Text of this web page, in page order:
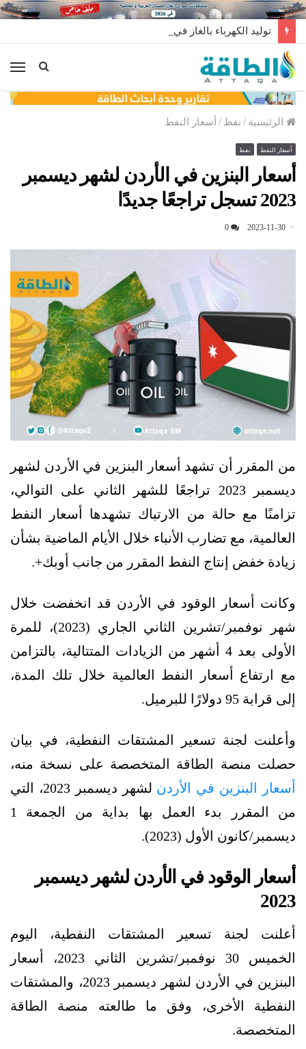
توليد الكهرباء بالغاز في الإمارات يرتفع للعام الثاني
الرئيسية / نفط / أسعار النفط
أسعار النفط نفط
أسعار البنزين في الأردن لشهر ديسمبر
2023 تسجل تراجعًا جديدًا
2023-11-30
0
من المقرر أن تشهد أسعار البنزين في الأردن لشهر
ديسمبر 2023 تراجعًا للشهر الثاني على التوالي،
تزامنًا مع حالة من الارتباك تشهدها أسعار النفط
العالمية، مع تضارب الأنباء خلال الأيام الماضية بشأن
زيادة خفض إنتاج النفط المقرر من جانب أوبك+.
وكانت أسعار الوقود في الأردن قد انخفضت خلال
شهر نوفمبر/تشرين الثاني الجاري (2023)، للمرة
الأولى بعد 4 أشهر من الزيادات المتتالية، بالتزامن
مع ارتفاع أسعار النفط العالمية خلال تلك المدة،
إلى قرابة 95 دولارًا للبرميل.
وأعلنت لجنة تسعير المشتقات النفطية، في بيان
حصلت منصة الطاقة المتخصصة على نسخة منه،
أسعار البنزين في الأردن
لشهر ديسمبر 2023، التي
من المقرر بدء العمل بها بداية من الجمعة 1
ديسمبر/كانون الأول (2023).
أسعار الوقود في الأردن لشهر ديسمبر
2023
أعلنت لجنة تسعير المشتقات النفطية، اليوم
الخميس 30 نوفمبر/تشرين الثاني 2023، أسعار
البنزين في الأردن لشهر ديسمبر 2023، والمشتقات
النفطية الأخرى، وفق ما طالعته منصة الطاقة
المتخصصة.